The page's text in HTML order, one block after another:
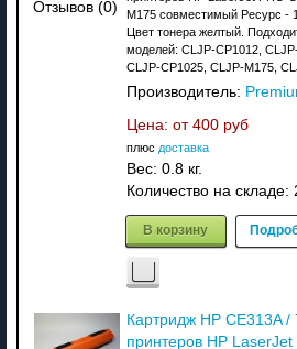
Отзывов (0)
M175 совместимый Ресурс -
Цвет тонера желтый.
моделей: CLJP-CP1012,
CLJP-CP1025, CLJP-M175,
Производитель:
Цена: от 400 руб
плюс доставка
Вес: 0.8 кг.
Количество на складе:
В корзину
Картридж HP CE313A /
принтеров HP LaserJet